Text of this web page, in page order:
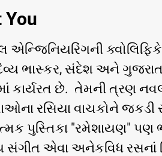
You
એન્જિનિયરિંગની
ભાસ્કર, સંદેશ અને ગુજરાત
કાર્યરત છે. તેમની ત્રણ
રસિયા વાચકોને જકડી
પુસ્તિકા "રમેશાયણ" પણ
સંગીત એવા અનેકવિધ રસનાં